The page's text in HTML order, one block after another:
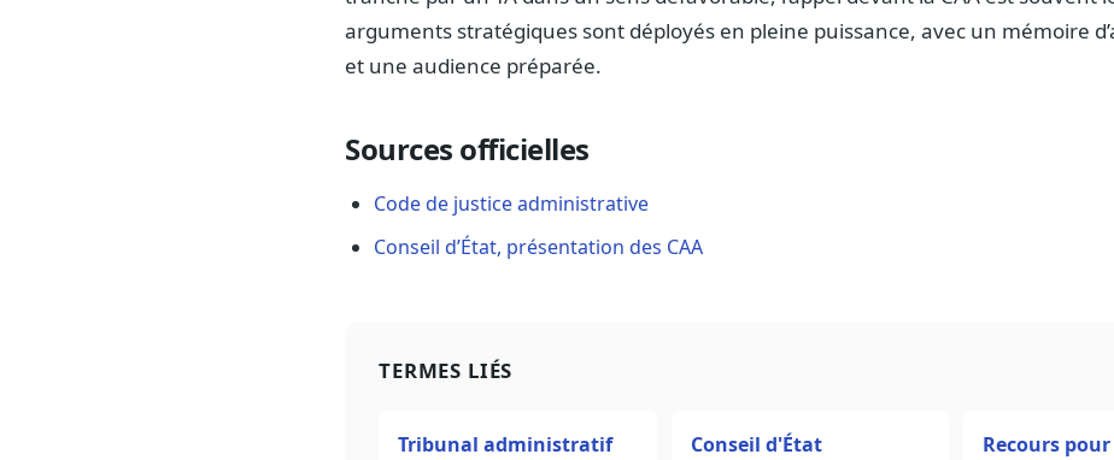
arguments stratégiques sont déployés en pleine puissance, avec un mémoire
et une audience préparée.
Sources officielles
Code de justice administrative
Conseil d’État, présentation des CAA
TERMES LIÉS
Tribunal administratif Conseil d'État
Recours pour